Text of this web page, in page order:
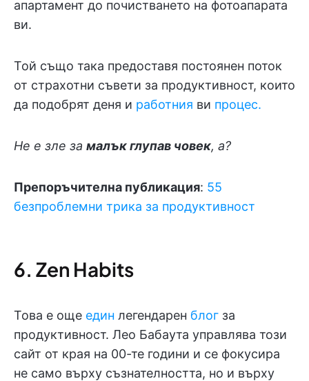
апартамент до почистването на фотоапарата
ви.
Той също така предоставя постоянен поток
от страхотни съвети за продуктивност, които
да подобрят деня и работния ви процес.
Не е зле за малък глупав човек, а?
Препоръчителна публикация: 55
безпроблемни трика за продуктивност
6. Zen Habits
Това е още един легендарен блог за
продуктивност. Лео Бабаута управлява този
сайт от края на 00-те години и се фокусира
не само върху съзнателността, но и върху